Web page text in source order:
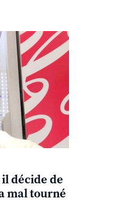
il décide de
mal tourné